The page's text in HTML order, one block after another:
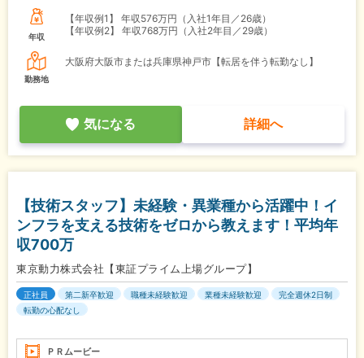
年収
【年収例1】
年収576万円（入社1年目／26歳）
【年収例2】
年収768万円（入社2年目／29歳）
勤務地
大阪府大阪市または兵庫県神戸市【転居を伴う転勤なし】
気になる 詳細へ
【技術スタッフ】未経験・異業種から活躍中！イ
ンフラを支える技術をゼロから教えます！平均年
収700万
東京動力株式会社【東証プライム上場グループ】
正社員 第二新卒歓迎 職種未経験歓迎 業種未経験歓迎
完全週休2日制
転勤の心配なし
ＰＲムービー